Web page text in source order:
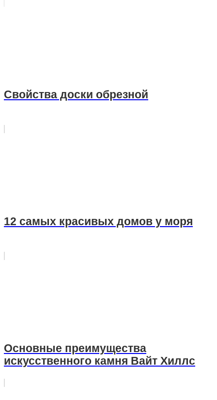
Свойства доски обрезной
12 самых красивых домов у моря
Основные преимущества
искусственного камня Вайт Хиллс